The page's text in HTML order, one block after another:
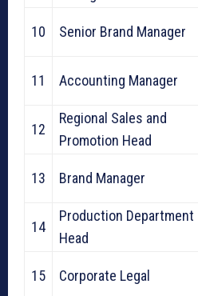
10 Senior Brand Manager
11 Accounting Manager
12
Regional Sales and
Promotion Head
13 Brand Manager
14
Production Department
Head
15 Corporate Legal